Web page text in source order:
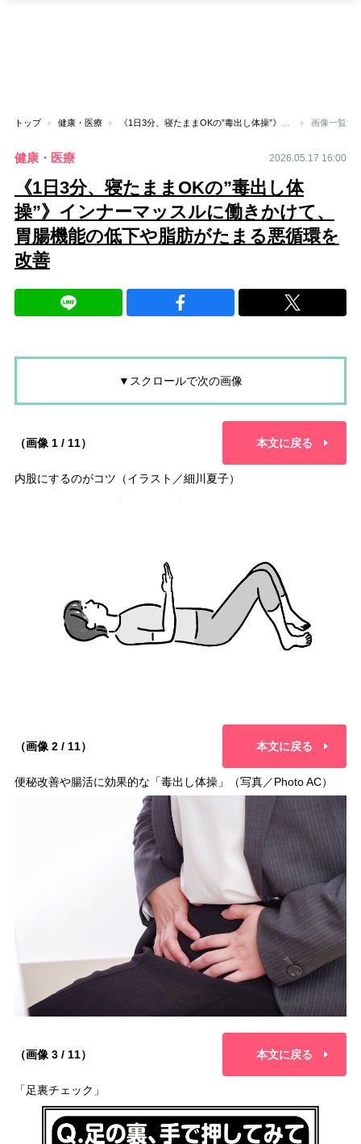
トップ 健康・医療 画像一覧
健康・医療 2026.05.17 16:00
《1日3分、寝たままOKの”毒出し体
操”》インナーマッスルに働きかけて、
胃腸機能の低下や脂肪がたまる悪循環を
改善
▼スクロールで次の画像
（画像 1 / 11） 本文に戻る
内股にするのがコツ（イラスト／細川夏子）
（画像 2 / 11） 本文に戻る
便秘改善や腸活に効果的な「毒出し体操」（写真／Photo AC）
（画像 3 / 11） 本文に戻る
「足裏チェック」